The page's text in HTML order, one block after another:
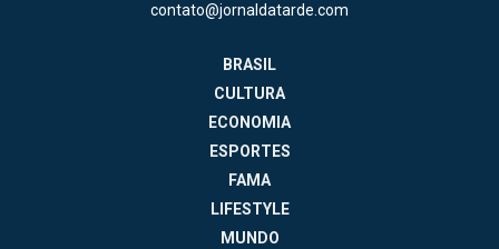
contato@jornaldatarde.com
BRASIL
CULTURA
ECONOMIA
ESPORTES
FAMA
LIFESTYLE
MUNDO